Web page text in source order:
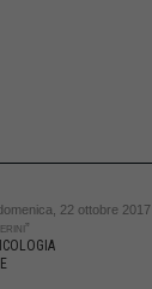
22 ottobre 2017